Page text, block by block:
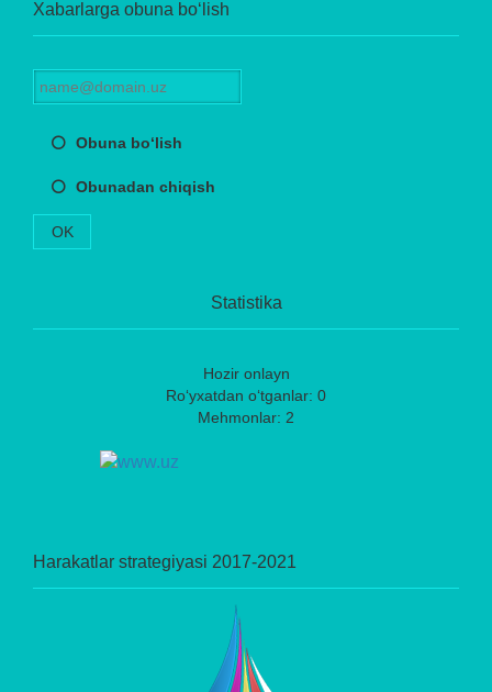
Xabarlarga obuna bo‘lish
Obuna bo‘lish
Obunadan chiqish
OK
Statistika
Hozir onlayn
Ro‘yxatdan o‘tganlar: 0
Mehmonlar: 2
Harakatlar strategiyasi 2017-2021